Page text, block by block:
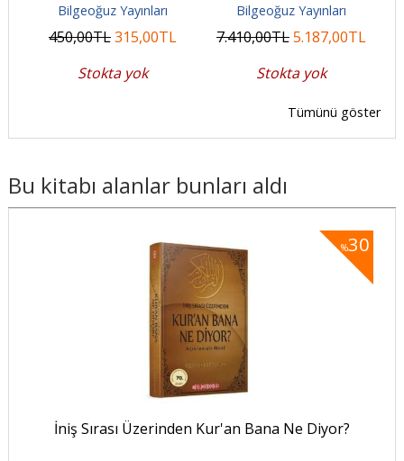
Bilgeoğuz Yayınları
450,00TL315,00TL
Stokta yok
Bilgeoğuz Yayınları
7.410,00TL5.187,00TL
Stokta yok
Tümünü göster
Bu kitabı alanlar bunları aldı
%30
İniş Sırası Üzerinden Kur'an Bana Ne Diyor?